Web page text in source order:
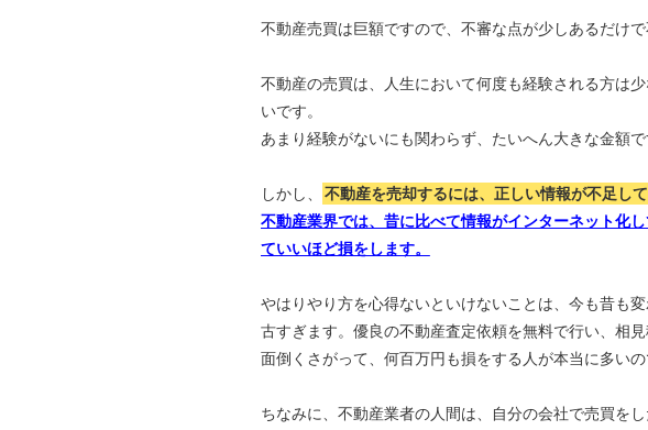
不動産売買は巨額ですので、不審な点が少しあるだけで
不動産の売買は、人生において何度も経験される方は
いです。
あまり経験がないにも関わらず、たいへん大きな金額で
しかし、 不動産を売却するには、正しい情報が不足し
不動産業界では、昔に比べて情報がインターネット化
ていいほど損をします。
やはりやり方を心得ないといけないことは、今も昔も
古すぎます。優良の不動産査定依頼を無料で行い、相
面倒くさがって、何百万円も損をする人が本当に多い
ちなみに、不動産業者の人間は、自分の会社で売買を